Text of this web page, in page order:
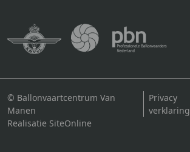
© Ballonvaartcentrum Van
Manen
Privacy
verklaring
Realisatie SiteOnline